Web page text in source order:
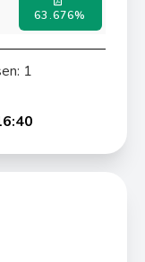
63.676%
1